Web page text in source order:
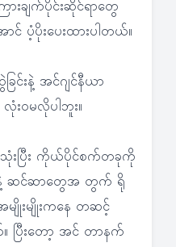
းချက်ပိုင်းဆိုင်ရာတွေ
ပံ့ပိုးပေးထားပါတယ်။
င်းနဲ့ အင်ဂျင်နီယာ
ဝမလိုပါဘူး။
းပြီး ကိုယ်ပိုင်စက်တခုကို
ေနဲ့ ဆင်ဆာတွေအ တွက် ရို
ျိုးမျိုးကနေ တဆင့်
ပြီးတော့ အင် တာနက်